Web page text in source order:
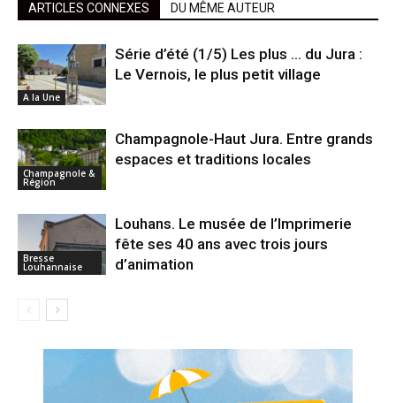
ARTICLES CONNEXES DU MÊME AUTEUR
A la Une
Série d’été (1/5) Les plus … du Jura :
Le Vernois, le plus petit village
Champagnole &
Région
Champagnole-Haut Jura. Entre grands
espaces et traditions locales
Bresse
Louhannaise
Louhans. Le musée de l’Imprimerie
fête ses 40 ans avec trois jours
d’animation